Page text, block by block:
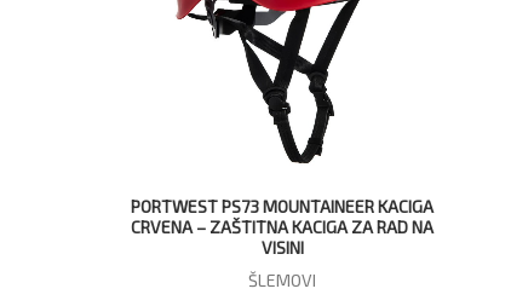
PORTWEST PS73 MOUNTAINEER KACIGA
CRVENA – ZAŠTITNA KACIGA ZA RAD NA
VISINI
ŠLEMOVI